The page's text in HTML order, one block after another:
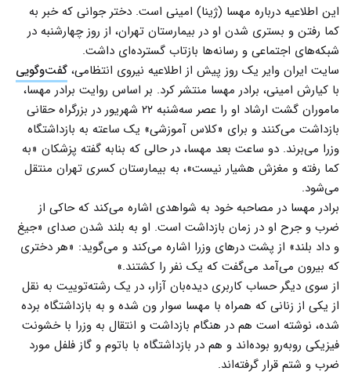
این اطلاعیه درباره مهسا (ژینا) امینی است. دختر جوانی که خبر به
کما رفتن و بستری شدن او در بیمارستان تهران، از روز چهارشنبه در
شبکه‌های اجتماعی و رسانه‌ها بازتاب گسترده‌ای داشت.
سایت ایران وایر یک روز پیش از اطلاعیه نیروی انتظامی، گفت‌وگویی
با کیارش امینی، برادر مهسا منتشر کرد. بر اساس روایت برادر مهسا،
ماموران گشت ارشاد او را عصر سه‌شنبه ۲۲ شهریور در بزرگراه حقانی
بازداشت می‌کنند و برای «کلاس آموزشی» یک ساعته به بازداشتگاه
وزرا می‌برند. دو ساعت بعد مهسا، در حالی که بنابه گفته پزشکان «به
کما رفته و مغزش هشیار نیست»، به بیمارستان کسری تهران منتقل
می‌شود.
برادر مهسا در مصاحبه خود به شواهدی اشاره می‌کند که حاکی از
ضرب و جرح او در زمان بازداشت است. او به بلند شدن صدای «جیغ
و داد بلند» از پشت درهای وزرا اشاره می‌کند و می‌گوید: «هر دختری
که بیرون می‌آمد می‌گفت که یک نفر را کشتند.»
از سوی دیگر حساب کاربری دیده‌بان آزار، در یک رشته‌توییت به نقل
از یکی از زنانی که همراه با مهسا سوار ون شده و به بازداشتگاه برده
شده، نوشته است هم در هنگام بازداشت و انتقال به وزرا با خشونت
فیزیکی روبه‌رو بوده‌اند و هم در بازداشتگاه با باتوم و گاز فلفل مورد
ضرب و شتم قرار گرفته‌اند.